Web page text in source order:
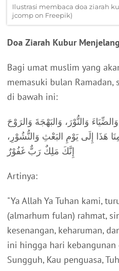
Ilustrasi membaca doa ziarah
jcomp on Freepik)
Doa Ziarah Kubur
Bagi umat muslim yang
memasuki bulan Ramadan,
di bawah ini:
وَالنُّوْرَ، وَالبَهْجَةَ وَالرَوْحَ
هَذَا إِلَى يَوْمِ البَعْثِ وَالنُّشُوْرِ،
إِنَّكَ مَلِكٌ رَبٌّ غَفُوْرٌ
Artinya:
"Ya Allah Ya Tuhan kami,
(almarhum fulan) rahmat,
kesenangan, keharuman,
ini hingga hari kebangunan
Sungguh, Kau penguasa,